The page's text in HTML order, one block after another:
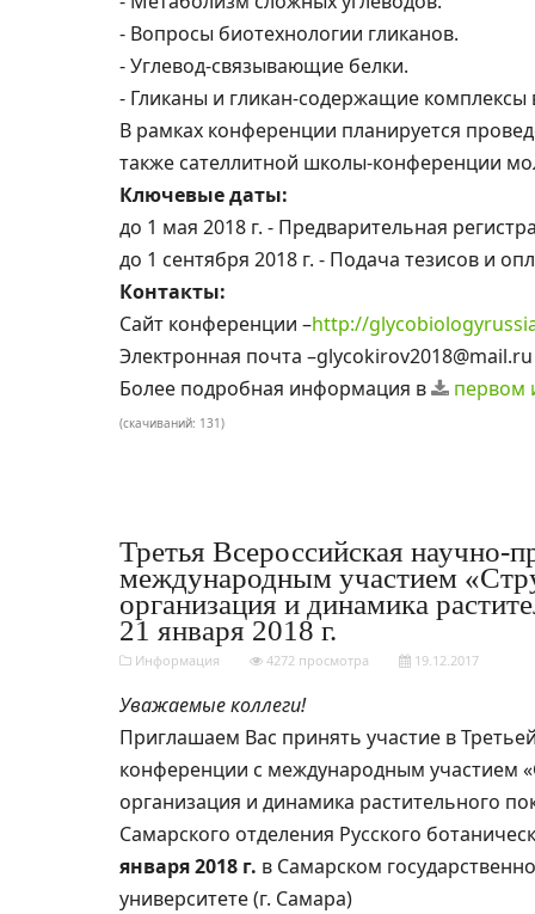
- Вопросы биотехнологии гликанов.
- Углевод-связывающие белки.
- Гликаны и гликан-содержащие
В рамках конференции планируется
также сателлитной школы-конференции
Ключевые даты:
до 1 мая 2018 г. - Предварительная
до 1 сентября 2018 г. - Подача тезисов и
Контакты:
Сайт конференции –http://
Электронная почта –glycokirov2018@mail.ru
Более подробная информация в
первом
(cкачиваний: 131)
Третья Всероссийская научно-
международным участием
организация и динамика
21 января 2018 г.
Информация 4272 просмотра 19.12.2017
Уважаемые коллеги!
Приглашаем Вас принять участие в
конференции с международным участием
организация и динамика растительного
Самарского отделения Русского
января 2018 г. в Самарском
университете (г. Самара)